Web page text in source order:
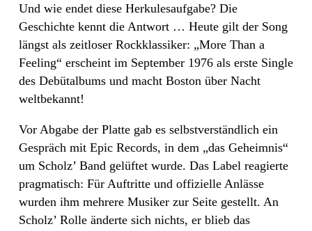
Und wie endet diese Herkulesaufgabe? Die
Geschichte kennt die Antwort … Heute gilt der Song
längst als zeitloser Rockklassiker: „More Than a
Feeling“ erscheint im September 1976 als erste Single
des Debütalbums und macht Boston über Nacht
weltbekannt!
Vor Abgabe der Platte gab es selbstverständlich ein
Gespräch mit Epic Records, in dem „das Geheimnis“
um Scholz’ Band gelüftet wurde. Das Label reagierte
pragmatisch: Für Auftritte und offizielle Anlässe
wurden ihm mehrere Musiker zur Seite gestellt. An
Scholz’ Rolle änderte sich nichts, er blieb das